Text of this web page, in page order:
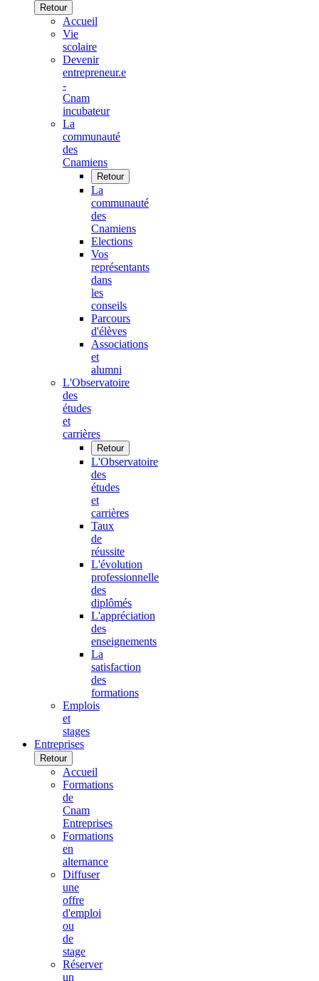
Retour
Accueil
Vie
scolaire
Devenir
entrepreneur.e
-
Cnam
incubateur
La
communauté
des
Cnamiens
Retour
La
communauté
des
Cnamiens
Elections
Vos
représentants
dans
les
conseils
Parcours
d'élèves
Associations
et
alumni
L'Observatoire
des
études
et
carrières
Retour
L'Observatoire
des
études
et
carrières
Taux
de
réussite
L'évolution
professionnelle
des
diplômés
L'appréciation
des
enseignements
La
satisfaction
des
formations
Emplois
et
stages
Entreprises
Retour
Accueil
Formations
de
Cnam
Entreprises
Formations
en
alternance
Diffuser
une
offre
d'emploi
ou
de
stage
Réserver
un